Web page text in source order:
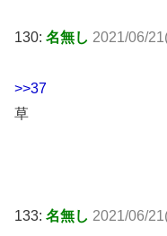
130: 名無し 2021/06/
>>37
草
133: 名無し 2021/06/